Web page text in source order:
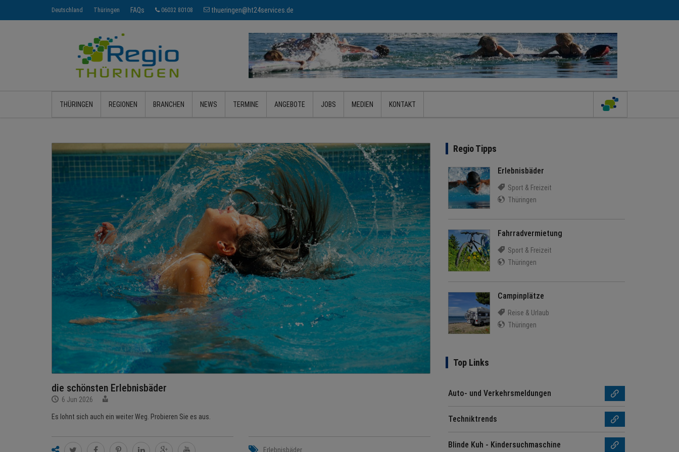
Deutschland Thüringen FAQs 06032 80108 thueringen@ht24services.de
THÜRINGEN REGIONEN BRANCHEN NEWS TERMINE ANGEBOTE JOBS MEDIEN KONTAKT
die schönsten Erlebnisbäder
6 Jun 2026
Es lohnt sich auch ein weiter Weg. Probieren Sie es aus.
Erlebnisbäder
Regio Tipps
Erlebnisbäder
Sport & Freizeit
Thüringen
Fahrradvermietung
Sport & Freizeit
Thüringen
Campinplätze
Reise & Urlaub
Thüringen
Top Links
Auto- und Verkehrsmeldungen
Techniktrends
Blinde Kuh - Kindersuchmaschine